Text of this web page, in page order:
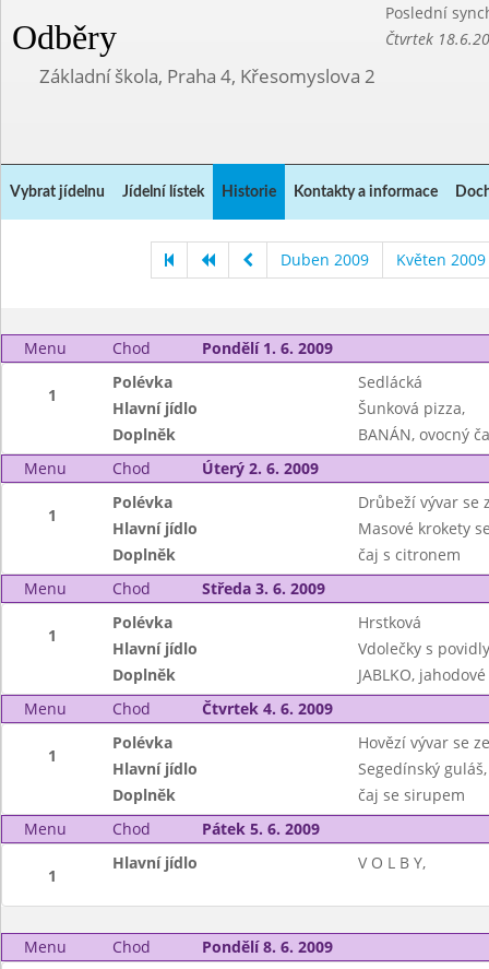
Odběry
Poslední
Čtvrtek
Základní škola, Praha 4, Křesomyslova 2
Vybrat jídelnu Jídelní lístek Historie Kontakty a informace
Duben 2009 Květen 2009
Menu Chod Pondělí 1. 6. 2009
1
Polévka
Sedlácká
Hlavní jídlo
Šunková pizza,
Doplněk
BANÁN, ovocný
Menu
Chod Úterý 2. 6. 2009
1
Polévka
Drůbeží vývar se
Hlavní jídlo
Masové krokety
Doplněk
čaj s citronem
Menu
Chod Středa 3. 6. 2009
1
Polévka
Hrstková
Hlavní jídlo
Vdolečky s
Doplněk
JABLKO,
Menu
Chod Čtvrtek 4. 6. 2009
1
Polévka
Hovězí vývar se
Hlavní jídlo
Segedínský
Doplněk
čaj se sirupem
Menu
Chod Pátek 5. 6. 2009
1
Hlavní jídlo V O L B Y,
Menu Chod Pondělí 8. 6. 2009